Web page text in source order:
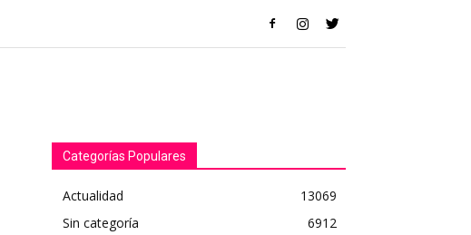
Categorías Populares
Actualidad
13069
Sin categoría
6912